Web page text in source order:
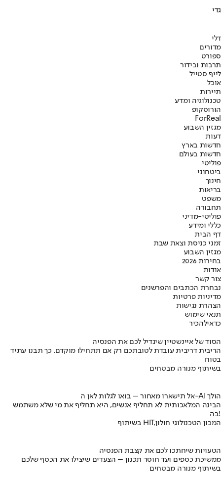
גדי
דלי
מדורים
ספורט
תרבות ובידור
לייף סטייל
אוכל
תיירות
טכנולוגיה ומדע
הורוסקופ
ForReal
מגזין השבוע
דעות
חדשות בארץ
חדשות בעולם
פוליטי
ביטחוני
חינוך
בריאות
משפט
תחבורה
פוליטי-מדיני
כללי ומידע
דף הבית
זמני כניסת וצאת שבת
מגזין השבוע
בחירות 2026
אודות
צור קשר
נבחרת הכתבים והפרשנים
מדיניות פרטיות
הצהרת נגישות
תנאי שימוש
כדאילהכיר
הסוד של איינשטיין שיגדיל לכם את הפנסיה
הריבית דריבית עובדת לטובתכם רק אם תתחילו מוקדם. כך תבנו עתיד
בטוח
בשיתוף מנורה מבטחים
אל תישארו מאחור – בואו לגלות לאן ה-AI הולך
הבינה המלאכותית לא תחליף אנשים, היא תחליף את מי שלא משתמש
בה!
בשיתוף HIT,המכון הטכנולוגי חולון
הטעויות שיחתכו לכם את קצבת הפנסיה
ממשיכת כספים ועד חוסר תכנון – הצעדים שיצילו את הכסף שלכם
בשיתוף מנורה מבטחים